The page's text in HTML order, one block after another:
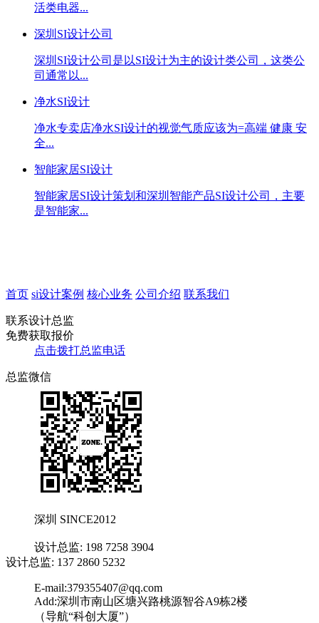
活类电器...
深圳SI设计公司
深圳SI设计公司是以SI设计为主的设计类公司，这类公
司通常以...
净水SI设计
净水专卖店净水SI设计的视觉气质应该为=高端 健康 安
全...
智能家居SI设计
智能家居SI设计策划和深圳智能产品SI设计公司，主要
是智能家...
首页 si设计案例 核心业务 公司介绍 联系我们
联系设计总监
免费获取报价
点击拨打总监电话
总监微信
深圳 SINCE2012
设计总监: 198 7258 3904
设计总监: 137 2860 5232
E-mail:379355407@qq.com
Add:深圳市南山区塘兴路桃源智谷A9栋2楼
（导航“科创大厦”）